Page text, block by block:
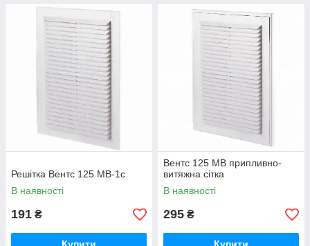
Решітка Вентс 125 МВ-1с
В наявності
191 ₴
Вентс 125 МВ припливно-
витяжна сітка
В наявності
295 ₴